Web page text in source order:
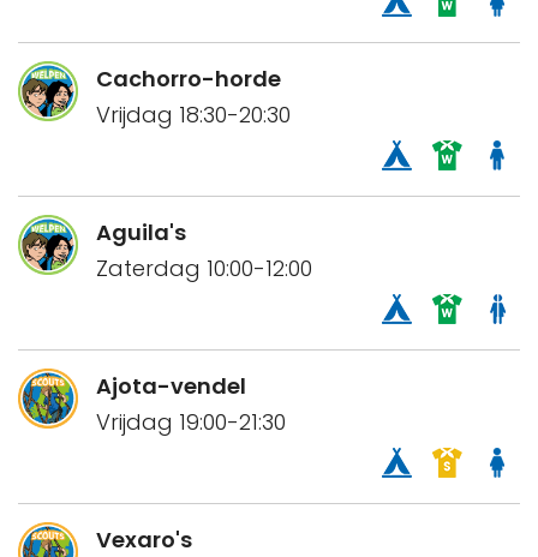
Cachorro-horde
Vrijdag 18:30-20:30
Aguila's
Zaterdag 10:00-12:00
Ajota-vendel
Vrijdag 19:00-21:30
Vexaro's